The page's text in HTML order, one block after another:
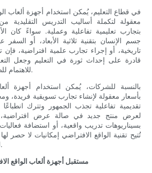
في قطاع التعليم، يُمكن استخدام أجهزة ألعاب
معقولة لتكملة أساليب التدريس التقليدية
بتجارب تعليمية تفاعلية وعملية. سواءً كان
جسم الإنسان بتقنية ثلاثية الأبعاد، أو
تاريخية، أو إجراء تجارب علمية افتراضية، فإن
قادرة على إحداث ثورة في التعليم وجعل
للاهتمام للطلاب من جميع الأعمار.
بالنسبة للشركات، يُمكن استخدام أجهزة
بأسعار معقولة لإنشاء تجارب تسويقية فريدة،
تقديمية تفاعلية تجذب الجمهور وتترك
لعرض منتج جديد في صالة عرض افتراضية،
بسيناريوهات تدريب واقعية، أو استضافة
تُتيح تقنية الواقع الافتراضي إمكانيات لا حصر
للتميز في سوق مكتظ.
مستقبل أجهزة ألعاب الواقع